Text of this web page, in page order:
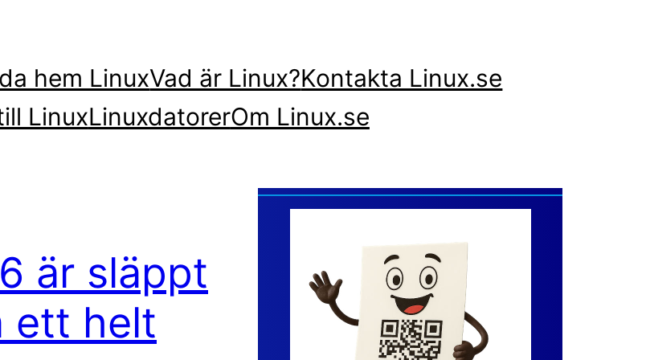
hem LinuxVad är Linux?Kontakta Linux.se
LinuxLinuxdatorerOm Linux.se
är släppt
ett helt